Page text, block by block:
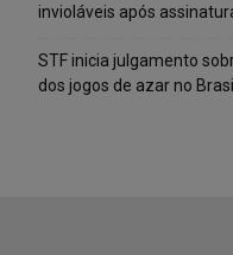
invioláveis após
STF inicia julgamento
dos jogos de azar no